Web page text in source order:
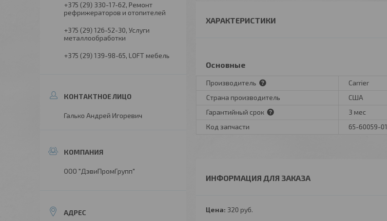
ХАРАКТЕРИСТИКИ
Основные
Производитель
Carrier
Страна производитель
США
Гарантийный срок
3 мес
Код запчасти
65-60059-01
ИНФОРМАЦИЯ ДЛЯ ЗАКАЗА
Цена: 320 руб.
+375 (29) 330-17-62 Ремонт
рефрижераторов и отопителей
+375 (29) 126-52-30 Услуги
металлообработки
+375 (29) 139-98-65 LOFT мебель
Галько Андрей Игоревич
ООО "ДэвиПромГрупп"